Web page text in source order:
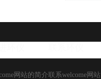
网站的简介联系welcome网站